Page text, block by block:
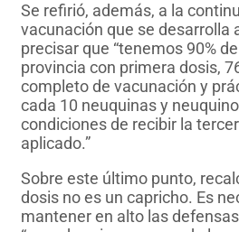
Se refirió, además, a la
vacunación que se desarrolla
precisar que “tenemos 90%
provincia con primera dosis,
completo de vacunación y
cada 10 neuquinas y
condiciones de recibir la
aplicado.”
Sobre este último punto,
dosis no es un capricho. Es
mantener en alto las